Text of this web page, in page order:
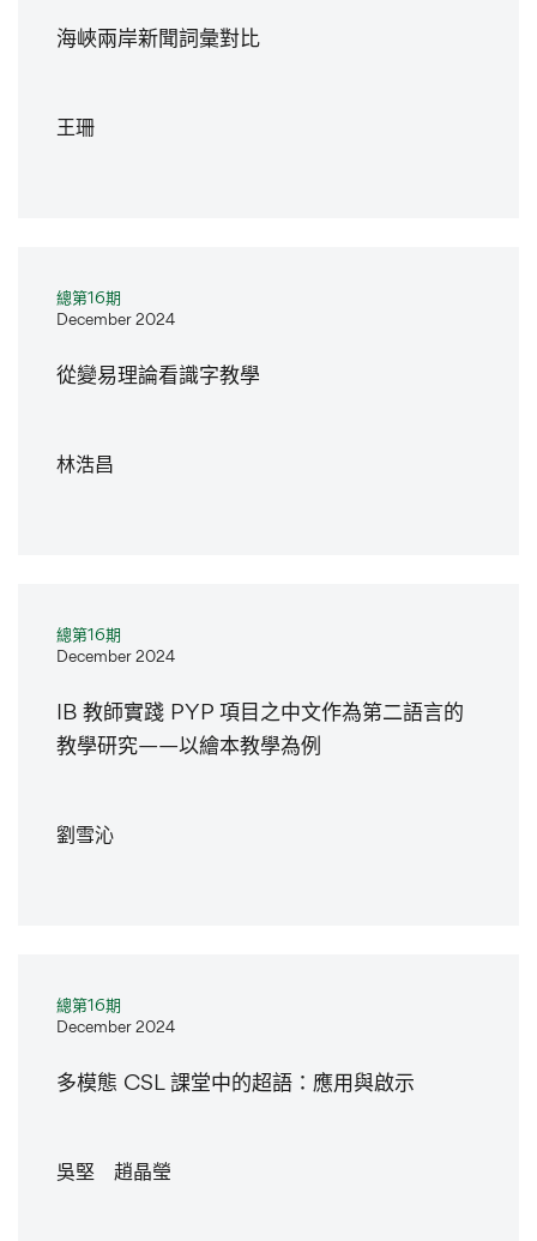
海峽兩岸新聞詞彙對比
王珊
總第16期
December 2024
從變易理論看識字教學
林浩昌
總第16期
December 2024
IB 教師實踐 PYP 項目之中文作為第二語言的
教學研究——以繪本教學為例
劉雪沁
總第16期
December 2024
多模態 CSL 課堂中的超語：應用與啟示
吳堅 趙晶瑩